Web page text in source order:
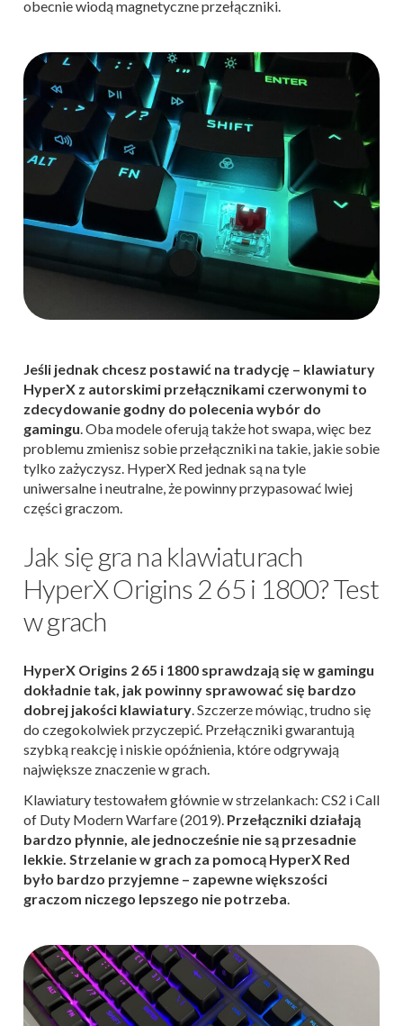
obecnie wiodą magnetyczne przełączniki.
Jeśli jednak chcesz postawić na tradycję – klawiatury
HyperX z autorskimi przełącznikami czerwonymi to
zdecydowanie godny do polecenia wybór do
gamingu . Oba modele oferują także hot swapa, więc bez
problemu zmienisz sobie przełączniki na takie, jakie sobie
tylko zażyczysz. HyperX Red jednak są na tyle
uniwersalne i neutralne, że powinny przypasować lwiej
części graczom.
Jak się gra na klawiaturach
HyperX Origins 2 65 i 1800? Test
w grach
HyperX Origins 2 65 i 1800 sprawdzają się w gamingu
dokładnie tak, jak powinny sprawować się bardzo
dobrej jakości klawiatury . Szczerze mówiąc, trudno się
do czegokolwiek przyczepić. Przełączniki gwarantują
szybką reakcję i niskie opóźnienia, które odgrywają
największe znaczenie w grach.
Klawiatury testowałem głównie w strzelankach: CS2 i Call
of Duty Modern Warfare (2019). Przełączniki działają
bardzo płynnie, ale jednocześnie nie są przesadnie
lekkie. Strzelanie w grach za pomocą HyperX Red
było bardzo przyjemne – zapewne większości
graczom niczego lepszego nie potrzeba